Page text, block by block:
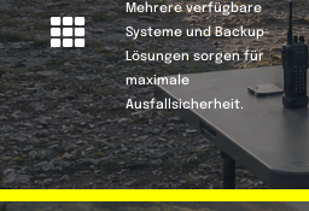
Mehrere verfügbare
Systeme und Backup-
Lösungen sorgen für
maximale
Ausfallsicherheit.